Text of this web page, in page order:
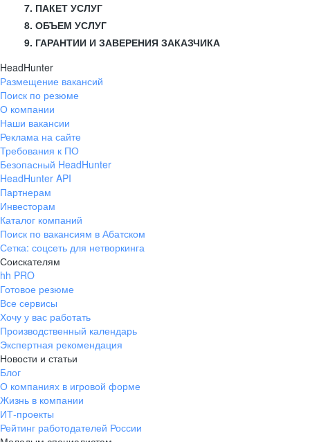
7. ПАКЕТ УСЛУГ
8. ОБЪЕМ УСЛУГ
9. ГАРАНТИИ И ЗАВЕРЕНИЯ ЗАКАЗЧИКА
HeadHunter
Размещение вакансий
Поиск по резюме
О компании
Наши вакансии
Реклама на сайте
Требования к ПО
Безопасный HeadHunter
HeadHunter API
Партнерам
Инвесторам
Каталог компаний
Поиск по вакансиям в Абатском
Сетка: соцсеть для нетворкинга
Соискателям
hh PRO
Готовое резюме
Все сервисы
Хочу у вас работать
Производственный календарь
Экспертная рекомендация
Новости и статьи
Блог
О компаниях в игровой форме
Жизнь в компании
ИТ-проекты
Рейтинг работодателей России